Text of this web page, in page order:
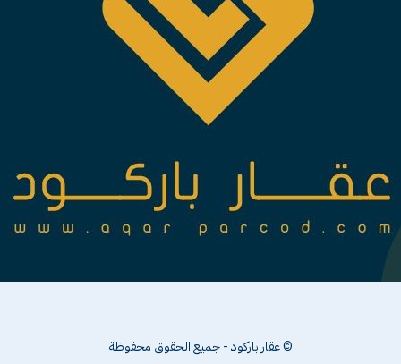
© عقار باركود - جميع الحقوق محفوظة